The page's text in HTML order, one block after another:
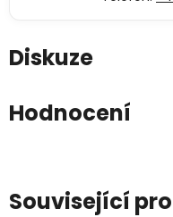
Diskuze
Hodnocení
Související